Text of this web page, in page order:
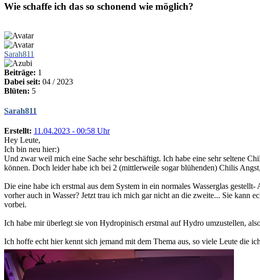
Wie schaffe ich das so schonend wie möglich?
Sarah811
Beiträge: 1
Dabei seit: 04 / 2023
Blüten: 5
Sarah811
Erstellt: 11.04.2023 - 00:58 Uhr
Hey Leute,
Ich bin neu hier:)
Und zwar weil mich eine Sache sehr beschäftigt. Ich habe eine sehr seltene
können. Doch leider habe ich bei 2 (mittlerweile sogar blühenden) Chilis
Die eine habe ich erstmal aus dem System in ein normales Wasserglas
vorher auch in Wasser? Jetzt trau ich mich gar nicht an die zweite... Sie kann
vorbei.
Ich habe mir überlegt sie von Hydropinisch erstmal auf Hydro umzustellen,
Ich hoffe echt hier kennt sich jemand mit dem Thema aus, so viele Leute die